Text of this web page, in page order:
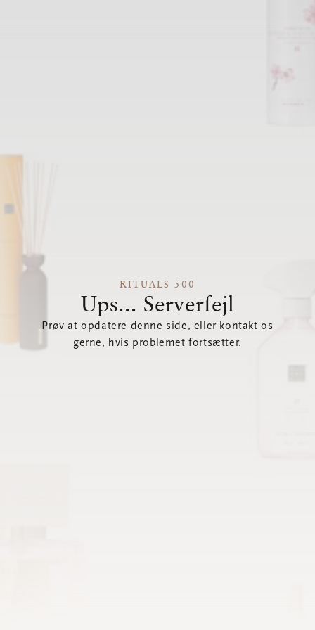
RITUALS 500
Ups... Serverfejl
Prøv at opdatere denne side, eller kontakt os
gerne, hvis problemet fortsætter.